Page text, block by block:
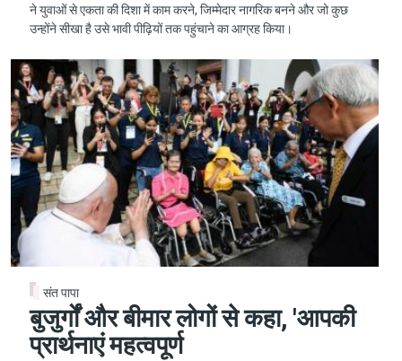
ने युवाओं से एकता की दिशा में काम करने, जिम्मेदार नागरिक बनने और जो कुछ
उन्होंने सीखा है उसे भावी पीढ़ियों तक पहुंचाने का आग्रह किया।
संत पापा
बुजुर्गों और बीमार लोगों से कहा, 'आपकी
प्रार्थनाएं महत्वपूर्ण